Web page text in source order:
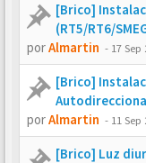
[Brico]
(RT5/RT6/
porAlmartin - 17 Sep
[Brico]
porAlmartin - 11 Sep
[Brico] Luz